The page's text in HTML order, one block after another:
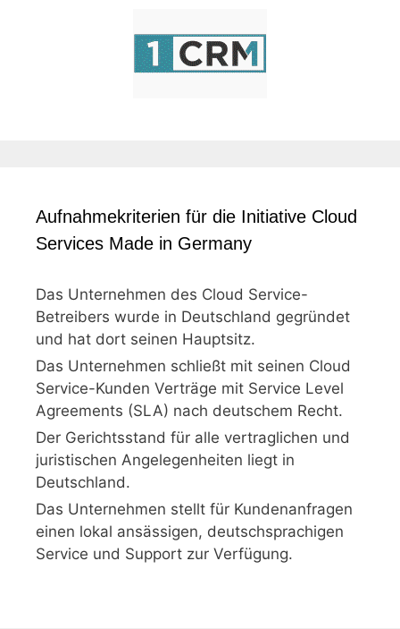
Aufnahmekriterien für die Initiative Cloud
Services Made in Germany
Das Unternehmen des Cloud Service-
Betreibers wurde in Deutschland gegründet
und hat dort seinen Hauptsitz.
Das Unternehmen schließt mit seinen Cloud
Service-Kunden Verträge mit Service Level
Agreements (SLA) nach deutschem Recht.
Der Gerichtsstand für alle vertraglichen und
juristischen Angelegenheiten liegt in
Deutschland.
Das Unternehmen stellt für Kundenanfragen
einen lokal ansässigen, deutschsprachigen
Service und Support zur Verfügung.